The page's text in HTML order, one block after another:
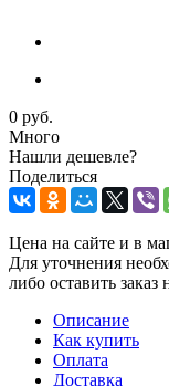
0 руб.
Много
Нашли дешевле?
Поделиться
Цена на сайте и в
Для уточнения
либо оставить заказ
Описание
Как купить
Оплата
Доставка